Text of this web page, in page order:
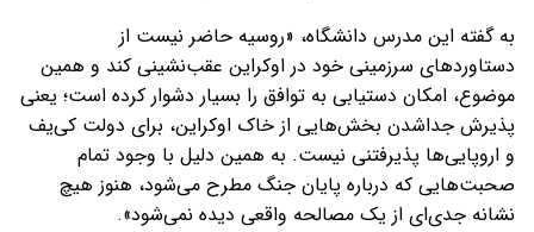
به گفته این مدرس دانشگاه، «روسیه حاضر نیست از
دستاوردهای سرزمینی خود در اوکراین عقب‌نشینی کند و همین
موضوع، امکان دستیابی به توافق را بسیار دشوار کرده است؛ یعنی
پذیرش جداشدن بخش‌هایی از خاک اوکراین، برای دولت کی‌یف
و اروپایی‌ها پذیرفتنی نیست. به همین دلیل با وجود تمام
صحبت‌هایی که درباره پایان جنگ مطرح می‌شود، هنوز هیچ
نشانه جدی‌ای از یک مصالحه واقعی دیده نمی‌شود».